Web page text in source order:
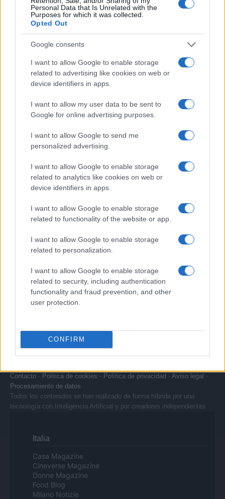
Personal Data that Is Unrelated with the
Purposes for which it was collected.
Opted Out
Google consents
I want to allow Google to enable storage
related to advertising like cookies on web or
device identifiers in apps.
I want to allow my user data to be sent to
Google for online advertising purposes.
I want to allow Google to send me
personalized advertising.
I want to allow Google to enable storage
related to analytics like cookies on web or
device identifiers in apps.
I want to allow Google to enable storage
related to functionality of the website or app.
I want to allow Google to enable storage
related to personalization.
I want to allow Google to enable storage
related to security, including authentication
functionality and fraud prevention, and other
user protection.
CONFIRM
personal»
15 febrero, 2022
Meta usará el monitoreo ocular y
facial para la publicidad en el
metaverso
21 enero, 2022
2 3 4 5 6 7 8 9 10 12
Últimas Noticias
Síguenos en Facebook
Actualidad.es es la gran fuente de información social. Actualidad,
televisión, crónica, deportes, gente, política y todas las noticias sobre
Para señalar a la redacción de cualquier error en el uso del material
Copyright © 2024 | Actualidad.es - Publicado en España porAdHub
Contacto - Politica de cookies - Política de privacidad - Aviso legal -
Procesamiento de datos
Todos los contenidos se han realizado de forma híbrida por una
tecnología con Inteligencia Artificial y por creadores independientes
Italia
Casa Magazine
Cineverse Magazine
Donne Magazine
Food Blog
Milano Notizie